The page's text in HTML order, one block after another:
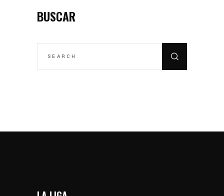
BUSCAR